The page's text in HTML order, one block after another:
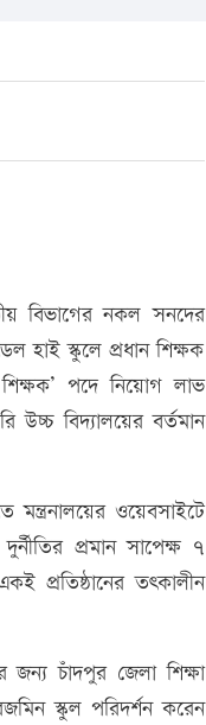
বিভাগের নকল সনদের
হাই স্কুলে প্রধান শিক্ষক
পদে নিয়োগ লাভ
বিদ্যালয়ের বর্তমান
ওয়েবসাইটে
প্রমান সাপেক্ষ ৭
প্রতিষ্ঠানের তৎকালীন
চাঁদপুর জেলা শিক্ষা
স্কুল পরিদর্শন করেন